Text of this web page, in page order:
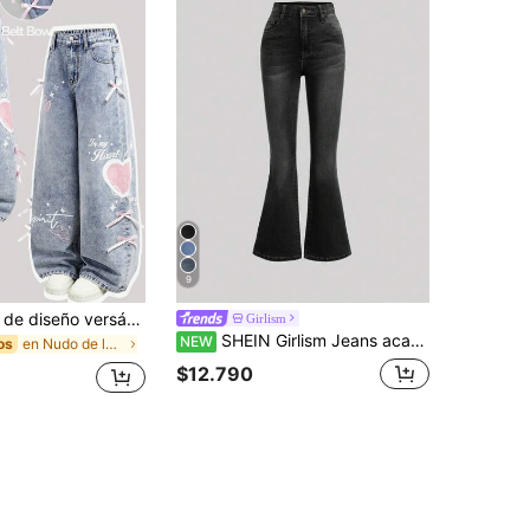
Jeans anchos de diseño versátil con estampado de corazón y letras, decoración de lazo, para niñas preadolescentes, diseño de jeans kawaii, jeans de corazón, jeans holgados
en Nudo de lazo Denim para niñas preadolescentes
9
Girlism
NEW SHEIN Girlism Jeans acampanados casuales versátiles de uso diario con botones y bolsillos para niña preadolescente
$12.790